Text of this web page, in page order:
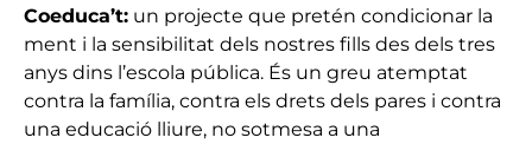
Coeduca’t: un projecte que pretén condicionar la
ment i la sensibilitat dels nostres fills des dels tres
anys dins l’escola pública. És un greu atemptat
contra la família, contra els drets dels pares i contra
una educació lliure, no sotmesa a una